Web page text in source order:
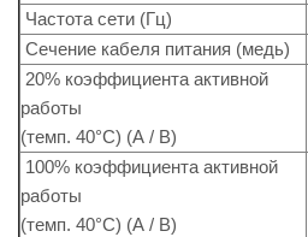
Частота сети (Гц)
Сечение кабеля питания (медь)
20% коэффициента активной
работы
(темп. 40°C) (А / В)
100% коэффициента активной
работы
(темп. 40°C) (А / В)